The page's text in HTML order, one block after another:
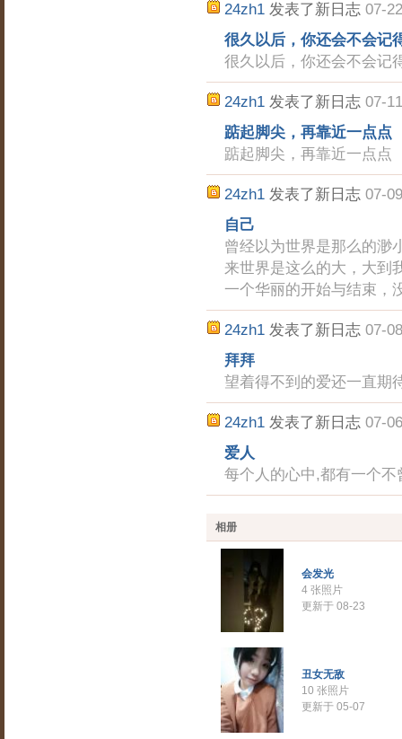
24zh1 发表了新日志 07-
很久以后，你还会不会记
很久以后，你还会不会记
24zh1 发表了新日志 07-
踮起脚尖，再靠近一点点
踮起脚尖，再靠近一点点
24zh1 发表了新日志 07-
自己
曾经以为世界是那么的渺
来世界是这么的大，大到
一个华丽的开始与结束，
24zh1 发表了新日志 07-
拜拜
望着得不到的爱还一直期
24zh1 发表了新日志 07-
爱人
每个人的心中,都有一个不
相册
会发光
4 张照片
更新于 08-23
丑女无敌
10 张照片
更新于 05-07